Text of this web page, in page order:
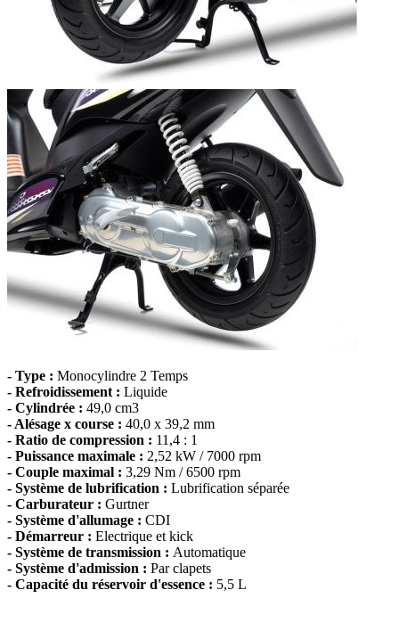
- Type : Monocylindre 2 Temps
- Refroidissement : Liquide
- Cylindrée : 49,0 cm3
- Alésage x course : 40,0 x 39,2 mm
- Ratio de compression : 11,4 : 1
- Puissance maximale : 2,52 kW / 7000 rpm
- Couple maximal : 3,29 Nm / 6500 rpm
- Système de lubrification : Lubrification séparée
- Carburateur : Gurtner
- Système d'allumage : CDI
- Démarreur : Electrique et kick
- Système de transmission : Automatique
- Système d'admission : Par clapets
- Capacité du réservoir d'essence : 5,5 L